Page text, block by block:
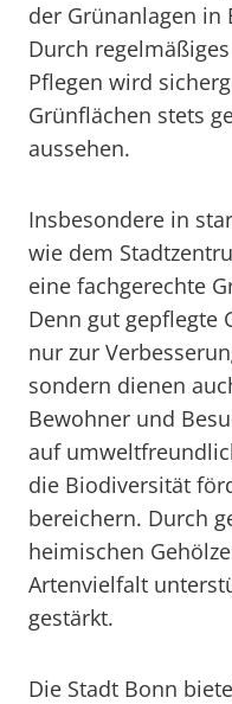
der Grünanlagen in
Durch
Pflegen wird
Grünflächen stets
aussehen.
Insbesondere in
wie dem
eine fachgerechte
Denn gut gepflegte
nur zur
sondern dienen
Bewohner und
auf
die Biodiversität
bereichern. Durch
heimischen
Artenvielfalt
gestärkt.
Die Stadt Bonn